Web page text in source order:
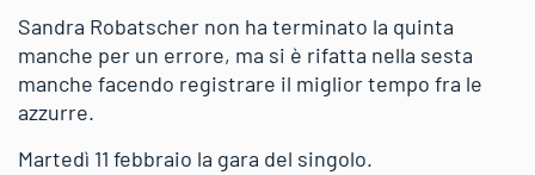
Sandra Robatscher non ha terminato la quinta
manche per un errore, ma si è rifatta nella sesta
manche facendo registrare il miglior tempo fra le
azzurre.
Martedì 11 febbraio la gara del singolo.